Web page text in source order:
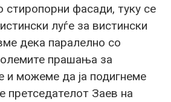
стиропорни фасади, туку се
луѓе за вистински
дека паралелно со
прашања за
и можеме да ја подигнеме
претседателот Заев на